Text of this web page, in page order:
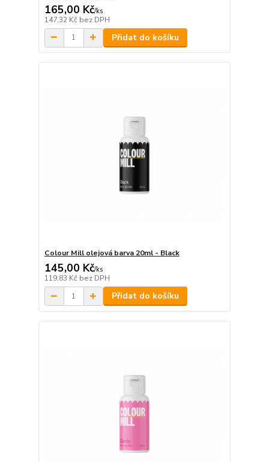
165,00 Kč/ks
147,32 Kč bez DPH
Přidat do košíku
Colour Mill olejová barva 20ml - Black
145,00 Kč/ks
119,83 Kč bez DPH
Přidat do košíku